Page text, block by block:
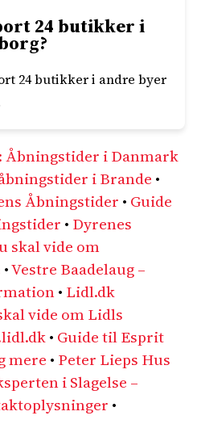
24 butikker i
24 butikker i andre byer
Åbningstider i Danmark
i Brande •
Åbningstider • Guide
• Dyrenes
skal vide om
•Vestre Baadelaug –
• Lidl.dk
vide om Lidls
• Guide til Esprit
mere • Peter Lieps Hus
i Slagelse –
•